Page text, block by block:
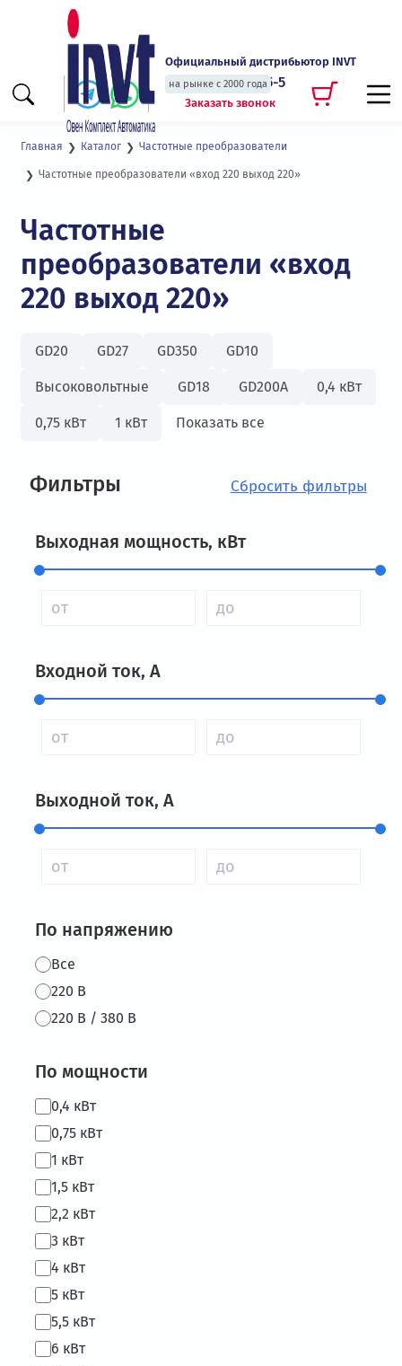
Официальный дистрибьютор INVT
на рынке с 2000 года
+7 (495) 135-135-5
Заказать звонок
Главная Каталог Частотные преобразователи
Частотные преобразователи «вход 220 выход 220»
Частотные
преобразователи «вход
220 выход 220»
GD20 GD27 GD350 GD10
Высоковольтные GD18 GD200А 0,4 кВт
0,75 кВт 1 кВт Показать все
Фильтры
Выходная мощность, кВт
Входной ток, А
Выходной ток, А
По напряжению
Все
220 В
220 В / 380 В
По мощности
0,4 кВт
0,75 кВт
1 кВт
1,5 кВт
2,2 кВт
3 кВт
4 кВт
5 кВт
5,5 кВт
6 кВт